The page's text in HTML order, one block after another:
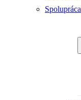
Spolupráca